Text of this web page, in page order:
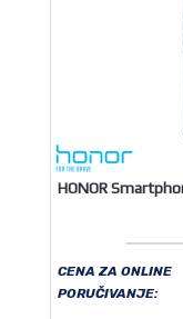
HONOR
CENA ZA ONLINE
PORUČIVANJE: